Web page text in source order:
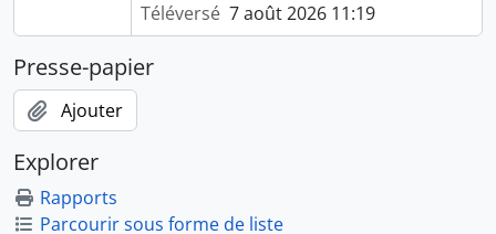
Téléversé 7 août 2026 11:19
Presse-papier
Ajouter
Explorer
Rapports
Parcourir sous forme de liste